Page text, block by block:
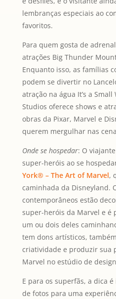
lembranças especiais ao
favoritos.
Para quem gosta de
atrações Big Thunder
Enquanto isso, as famílias
podem se divertir no
atração na água It’s a
Studios oferece shows e
obras da Pixar, Marvel e
querem mergulhar nas
Onde se hospedar: O
super-heróis ao se
York® – The Art of Marvel,
caminhada da Disneyland.
contemporâneos estão
super-heróis da Marvel e é
um ou dois deles
tem dons artísticos,
criatividade e produzir sua
Marvel no estúdio de
E para os superfãs, a dica
de fotos para uma